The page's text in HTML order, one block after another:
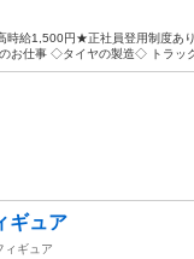
時給1,500円★正社員登用制度あ
お仕事 ◇タイヤの製造◇ トラッ
ュア
ィギュア